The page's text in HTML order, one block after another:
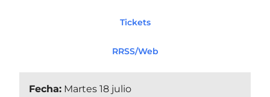
Tickets
RRSS/Web
Fecha: Martes 18 julio